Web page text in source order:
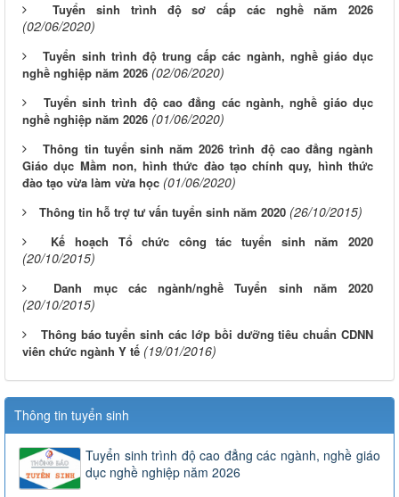
Tuyển sinh trình độ sơ cấp các nghề năm 2026
(02/06/2020)
Tuyển sinh trình độ trung cấp các ngành, nghề giáo dục
nghề nghiệp năm 2026 (02/06/2020)
Tuyển sinh trình độ cao đẳng các ngành, nghề giáo dục
nghề nghiệp năm 2026 (01/06/2020)
Thông tin tuyển sinh năm 2026 trình độ cao đẳng ngành
Giáo dục Mầm non, hình thức đào tạo chính quy, hình thức
đào tạo vừa làm vừa học (01/06/2020)
Thông tin hỗ trợ tư vấn tuyển sinh năm 2020 (26/10/2015)
Kế hoạch Tổ chức công tác tuyển sinh năm 2020
(20/10/2015)
Danh mục các ngành/nghề Tuyển sinh năm 2020
(20/10/2015)
Thông báo tuyển sinh các lớp bồi dưỡng tiêu chuẩn CDNN
viên chức ngành Y tế (19/01/2016)
Thông tin tuyển sinh
Tuyển sinh trình độ cao đẳng các ngành, nghề giáo
dục nghề nghiệp năm 2026